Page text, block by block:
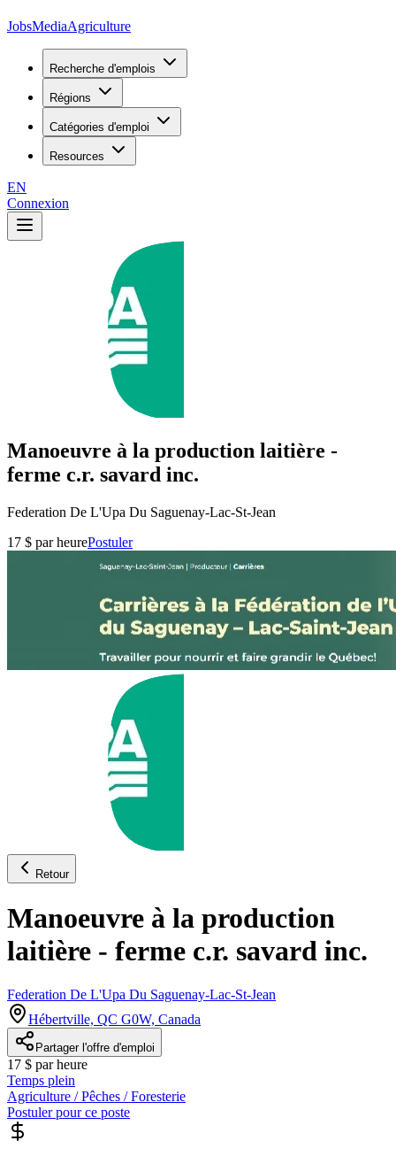
JobsMediaAgriculture
Recherche d'emplois
Régions
Catégories d'emploi
Resources
EN
Connexion
Manoeuvre à la production laitière -
ferme c.r. savard inc.
Federation De L'Upa Du Saguenay-Lac-St-Jean
17 $ par heurePostuler
Retour
Manoeuvre à la production
laitière - ferme c.r. savard inc.
Federation De L'Upa Du Saguenay-Lac-St-Jean
Hébertville, QC G0W, Canada
Partager l'offre d'emploi
17 $ par heure
Temps plein
Agriculture / Pêches / Foresterie
Postuler pour ce poste